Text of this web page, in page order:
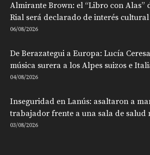
Almirante Brown: el “Libro con Alas”
Rial será declarado de interés cultural
06/08/2026
De Berazategui a Europa: Lucía
música surera a los Alpes suizos e
04/08/2026
Inseguridad en Lanús: asaltaron a
trabajador frente a una sala de salud
03/08/2026